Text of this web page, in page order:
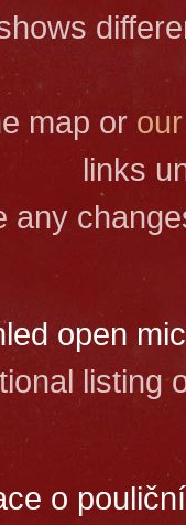
map or
links
any
open
listing
o